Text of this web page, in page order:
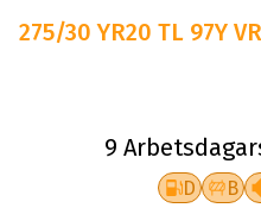
275/30 YR20 TL 97Y
9
D B